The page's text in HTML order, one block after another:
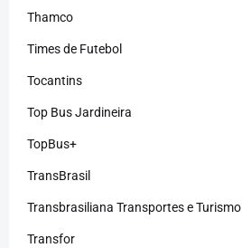
Thamco
Times de Futebol
Tocantins
Top Bus Jardineira
TopBus+
TransBrasil
Transbrasiliana Transportes e Turismo
Transfor